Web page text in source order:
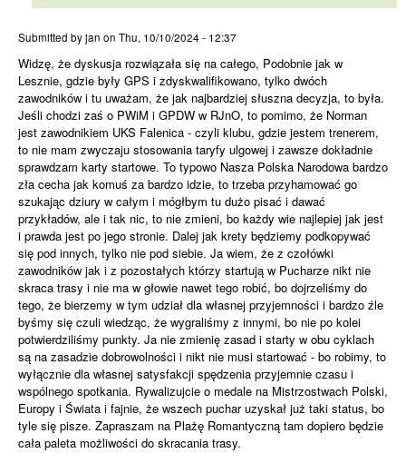
Widzę, że dyskusja rozwiązała
Submitted byjan on Thu, 10/10/2024 - 12:37
Widzę, że dyskusja rozwiązała się na całego, Podobnie jak w
Lesznie, gdzie były GPS i zdyskwalifikowano, tylko dwóch
zawodników i tu uważam, że jak najbardziej słuszna decyzja, to była.
Jeśli chodzi zaś o PWiM i GPDW w RJnO, to pomimo, że Norman
jest zawodnikiem UKS Falenica - czyli klubu, gdzie jestem trenerem,
to nie mam zwyczaju stosowania taryfy ulgowej i zawsze dokładnie
sprawdzam karty startowe. To typowo Nasza Polska Narodowa bardzo
zła cecha jak komuś za bardzo idzie, to trzeba przyhamować go
szukając dziury w całym i mógłbym tu dużo pisać i dawać
przykładów, ale i tak nic, to nie zmieni, bo każdy wie najlepiej jak jest
i prawda jest po jego stronie. Dalej jak krety będziemy podkopywać
się pod innych, tylko nie pod siebie. Ja wiem, że z czołówki
zawodników jak i z pozostałych którzy startują w Pucharze nikt nie
skraca trasy i nie ma w głowie nawet tego robić, bo dojrzeliśmy do
tego, że bierzemy w tym udział dla własnej przyjemności i bardzo źle
byśmy się czuli wiedząc, że wygraliśmy z innymi, bo nie po kolei
potwierdziliśmy punkty. Ja nie zmienię zasad i starty w obu cyklach
są na zasadzie dobrowolności i nikt nie musi startować - bo robimy, to
wyłącznie dla własnej satysfakcji spędzenia przyjemnie czasu i
wspólnego spotkania. Rywalizujcie o medale na Mistrzostwach Polski,
Europy i Świata i fajnie, że wszech puchar uzyskał już taki status, bo
tyle się pisze. Zapraszam na Plażę Romantyczną tam dopiero będzie
cała paleta możliwości do skracania trasy.